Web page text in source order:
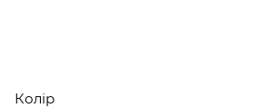
Колір